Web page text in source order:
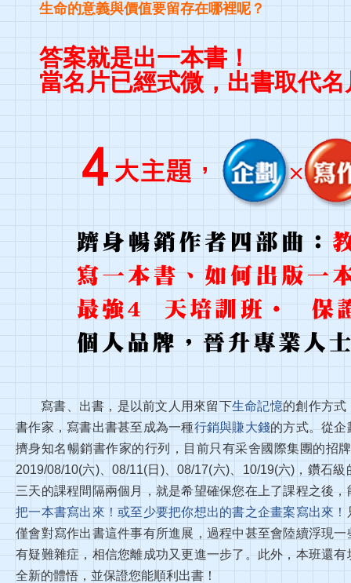
生命的意義與價值要留存在哪裡呢？
答案就是出一本書！
當名片已經式微，出書取代
寫書、出書，是以前文人用來留下生命記憶的創作方式
書作家，寫書出書甚至成為一種行銷與賺大錢的方式。從
擠身知名暢銷書作家的行列，目前只有采舍國際集團的招
2019/08/10(六)、08/11(日)、08/17(六)、10/19(六)，鑽石
三天的課程間隔兩個月，就是希望確保您在上了課程之後
把一本書寫出來！或至少要把你想出的書之企畫案寫出來！
僅會對寫作出書這件事有所進展，過程中甚至會陸續浮現
有疑難雜症，相信您離成功又更進一步了。此外，本班還
全新的體悟，並保證您能順利出書！